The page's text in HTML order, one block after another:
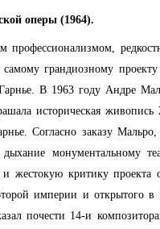
оперы (1964).
профессионализмом,
грандиозному
В 1963 году Андре
историческая
Согласно заказу
монументальному
жестокую критику проекта
империи и
почести 14-и